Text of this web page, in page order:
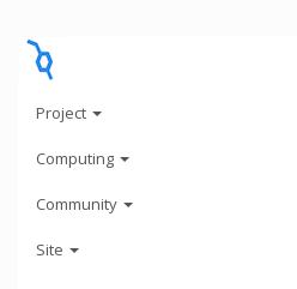
Project
Computing
Community
Site